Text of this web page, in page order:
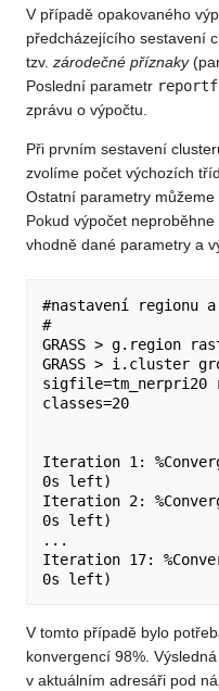
V případě opakovaného
předcházejícího sestavení
tzv. zárodečné příznaky
Poslední parametr
zprávu o výpočtu.
Při prvním sestavení
zvolíme počet výchozích
Ostatní parametry
Pokud výpočet
vhodně dané parametry a
#nastavení regionu
#
GRASS > g.region
GRASS > i.cluster
sigfile=tm_nerpri20
classes=20
Iteration 1:
0s left)
Iteration 2:
0s left)
...
Iteration 17:
V tomto případě bylo
konvergencí 98%. Výsledná
v aktuálním adresáři pod